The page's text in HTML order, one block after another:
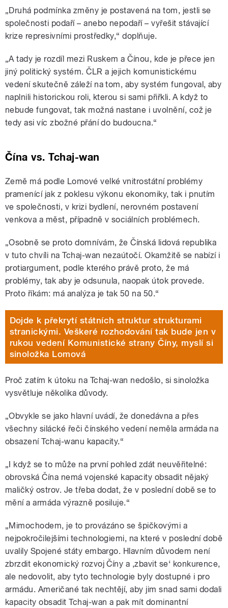
„Druhá podmínka změny je postavená na tom, jestli se
společnosti podaří – anebo nepodaří – vyřešit stávající
krize represivními prostředky,“ doplňuje.
„A tady je rozdíl mezi Ruskem a Čínou, kde je přece jen
jiný politický systém. ČLR a jejich komunistickému
vedení skutečně záleží na tom, aby systém fungoval, aby
naplnili historickou roli, kterou si sami přiřkli. A když to
nebude fungovat, tak možná nastane i uvolnění, což je
tedy asi víc zbožné přání do budoucna.“
Čína vs. Tchaj-wan
Země má podle Lomové velké vnitrostátní problémy
pramenící jak z poklesu výkonu ekonomiky, tak i pnutím
ve společnosti, v krizi bydlení, nerovném postavení
venkova a měst, případně v sociálních problémech.
„Osobně se proto domnívám, že Čínská lidová republika
v tuto chvíli na Tchaj-wan nezaútočí. Okamžitě se nabízí i
protiargument, podle kterého právě proto, že má
problémy, tak aby je odsunula, naopak útok provede.
Proto říkám: má analýza je tak 50 na 50.“
Dojde k překrytí státních struktur strukturami
stranickými. Veškeré rozhodování tak bude jen v
rukou vedení Komunistické strany Číny, myslí si
sinoložka Lomová
Proč zatím k útoku na Tchaj-wan nedošlo, si sinoložka
vysvětluje několika důvody.
„Obvykle se jako hlavní uvádí, že donedávna a přes
všechny silácké řeči čínského vedení neměla armáda na
obsazení Tchaj-wanu kapacity.“
„I když se to může na první pohled zdát neuvěřitelné:
obrovská Čína nemá vojenské kapacity obsadit nějaký
maličký ostrov. Je třeba dodat, že v poslední době se to
mění a armáda výrazně posiluje.“
„Mimochodem, je to provázáno se špičkovými a
nejpokročilejšími technologiemi, na které v poslední době
uvalily Spojené státy embargo. Hlavním důvodem není
zbrzdit ekonomický rozvoj Číny a ,zbavit se‘ konkurence,
ale nedovolit, aby tyto technologie byly dostupné i pro
armádu. Američané tak nechtějí, aby jim snad sami dodali
kapacity obsadit Tchaj-wan a pak mít dominantní